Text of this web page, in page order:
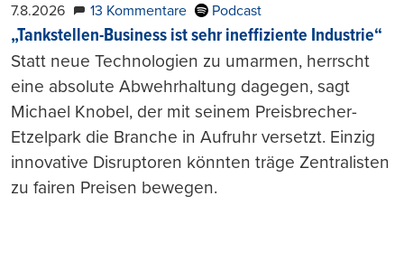
7.8.2026 13 Kommentare Podcast
„Tankstellen-Business ist sehr ineffiziente Industrie“
Statt neue Technologien zu umarmen, herrscht
eine absolute Abwehrhaltung dagegen, sagt
Michael Knobel, der mit seinem Preisbrecher-
Etzelpark die Branche in Aufruhr versetzt. Einzig
innovative Disruptoren könnten träge Zentralisten
zu fairen Preisen bewegen.